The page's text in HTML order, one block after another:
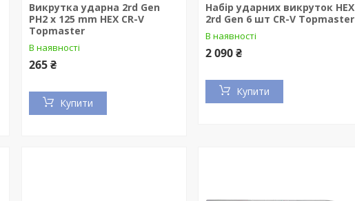
Викрутка ударна 2rd Gen
PH2 x 125 mm HEX CR-V
Topmaster
В наявності
265 ₴
Купити
Набір ударних викруток HEX
2rd Gen 6 шт CR-V Topmaster
В наявності
2 090 ₴
Купити